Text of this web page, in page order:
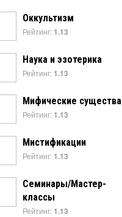
Оккультизм
Рейтинг: 1.13
Наука и эзотерика
Рейтинг: 1.13
Мифические существа
Рейтинг: 1.13
Мистификации
Рейтинг: 1.13
Семинары/Мастер-
классы
Рейтинг: 1.13